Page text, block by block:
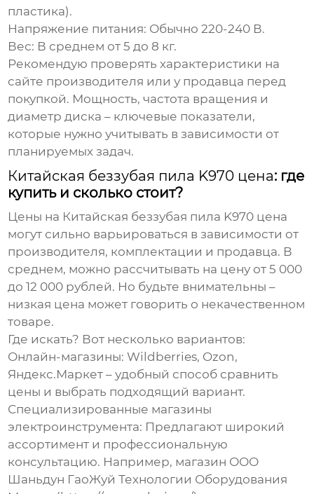
пластика).
Напряжение питания: Обычно 220-240 В.
Вес: В среднем от 5 до 8 кг.
Рекомендую проверять характеристики на
сайте производителя или у продавца перед
покупкой. Мощность, частота вращения и
диаметр диска – ключевые показатели,
которые нужно учитывать в зависимости от
планируемых задач.
Китайская беззубая пила K970 цена: где
купить и сколько стоит?
Цены на Китайская беззубая пила K970 цена
могут сильно варьироваться в зависимости от
производителя, комплектации и продавца. В
среднем, можно рассчитывать на цену от 5 000
до 12 000 рублей. Но будьте внимательны –
низкая цена может говорить о некачественном
товаре.
Где искать? Вот несколько вариантов:
Онлайн-магазины: Wildberries, Ozon,
Яндекс.Маркет – удобный способ сравнить
цены и выбрать подходящий вариант.
Специализированные магазины
электроинструмента: Предлагают широкий
ассортимент и профессиональную
консультацию. Например, магазин ООО
Шаньдун ГаоЖуй Технологии Оборудования